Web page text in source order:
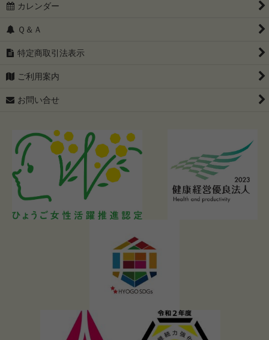
カレンダー
Ｑ＆Ａ
特定商取引法表示
ご利用案内
お問い合せ